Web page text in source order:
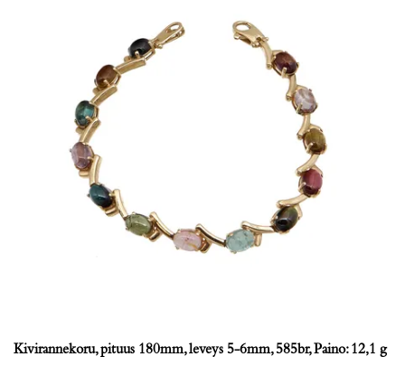
Kivirannekoru, pituus 180mm, leveys 5-6mm, 585br, Paino: 12,1 g